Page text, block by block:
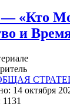
— «Кто
и
14 октября